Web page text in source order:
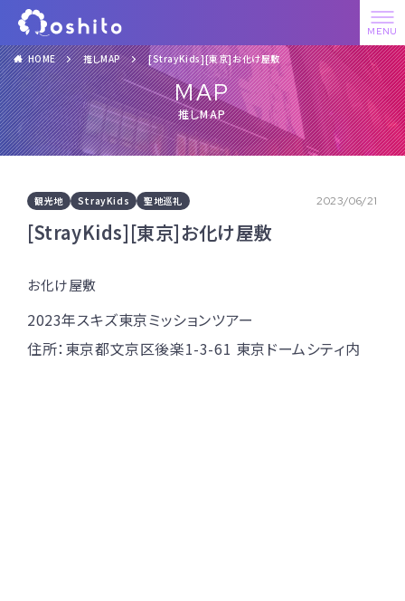
HOME 推しMAP [StrayKids][東京]お化け屋敷
MAP
推しMAP
観光地 StrayKids 聖地巡礼 2023/06/21
[StrayKids][東京]お化け屋敷
お化け屋敷
2023年スキズ東京ミッションツアー
住所：東京都文京区後楽1-3-61 東京ドームシティ内